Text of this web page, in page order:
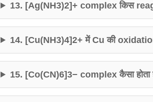
13. [Ag(NH3)2]+ complex किस
14. [Cu(NH3)4]2+ में Cu की
15. [Co(CN)6]3− complex कैसा होता